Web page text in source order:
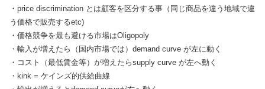
・price discrimination とは顧客を区分する事（同じ商品を違う地域で違
う価格で販売するetc)
・価格競争を最も避ける市場はOligopoly
・輸入が増えたら（国内市場では）demand curve が左に動く
・コスト（最低賃金等）が増えたらsupply curve が左へ動く
・kink = ケインズ的供給曲線